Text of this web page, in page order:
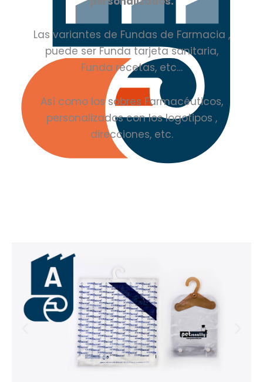
Las variantes de Fundas de Farmacia ,
puede ser Funda tarjeta sanitaria,
Funda recetas, etc…
Así como los sobres Farmacéuticos,
personalizados con los logotipos ,
direcciones, etc.